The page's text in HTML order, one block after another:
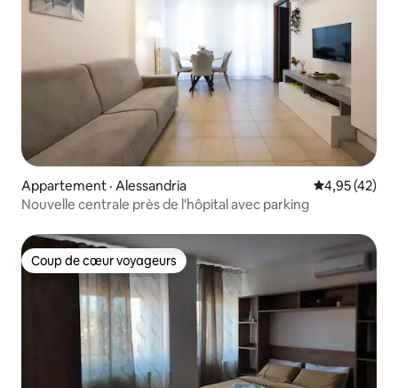
Appartement · Alessandria Note
4,95 (42)
Nouvelle centrale près de l'hôpital avec parking
Coup de cœur voyageurs
Coup de cœur voyageurs